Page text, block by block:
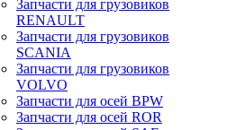
Запчасти для грузовиков
RENAULT
Запчасти для грузовиков
SCANIA
Запчасти для грузовиков
VOLVO
Запчасти для осей BPW
Запчасти для осей ROR